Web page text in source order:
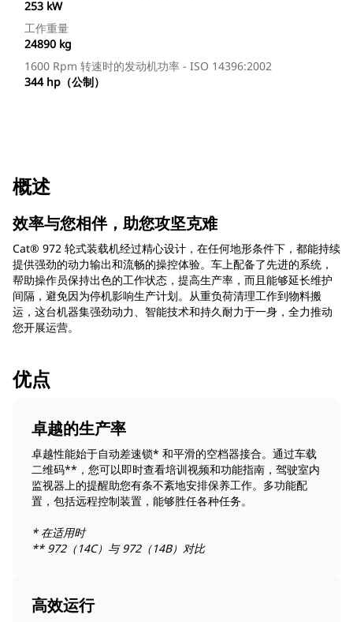
253 kW
工作重量
24890 kg
1600 Rpm 转速时的发动机功率 - ISO 14396:2002
344 hp（公制）
概述
效率与您相伴，助您攻坚克难
Cat® 972 轮式装载机经过精心设计，在任何地形条件下，都能持续
提供强劲的动力输出和流畅的操控体验。车上配备了先进的系统，
帮助操作员保持出色的工作状态，提高生产率，而且能够延长维护
间隔，避免因为停机影响生产计划。从重负荷清理工作到物料搬
运，这台机器集强劲动力、智能技术和持久耐力于一身，全力推动
您开展运营。
优点
卓越的生产率
卓越性能始于自动差速锁* 和平滑的空档器接合。通过车载
二维码**，您可以即时查看培训视频和功能指南，驾驶室内
监视器上的提醒助您有条不紊地安排保养工作。多功能配
置，包括远程控制装置，能够胜任各种任务。
* 在适用时
** 972（14C）与 972（14B）对比
高效运行